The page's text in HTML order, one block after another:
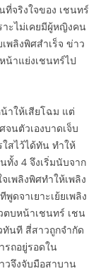
ที่จริงใจของ เชนทร์
าะไม่เคยมีผู้หญิงคน
พลิงพิศสำเร็จ ข่าว
าแย่งเชนทร์ไป
าให้เสียโฉม แต่
จนตัวเองบาดเจ็บ
ใสไว้ได้ทัน ทำให้
ทั้ง 4 จึงเริ่มนับจาก
เพลิงพิศทำให้เพลิง
ดจาเยาะเย้ยเพลิง
ตบหน้าเชนทร์ เชน
นที สี่สาวถูกจำกัด
รถอยู่รอดใน
วจึงจับมือสาบาน